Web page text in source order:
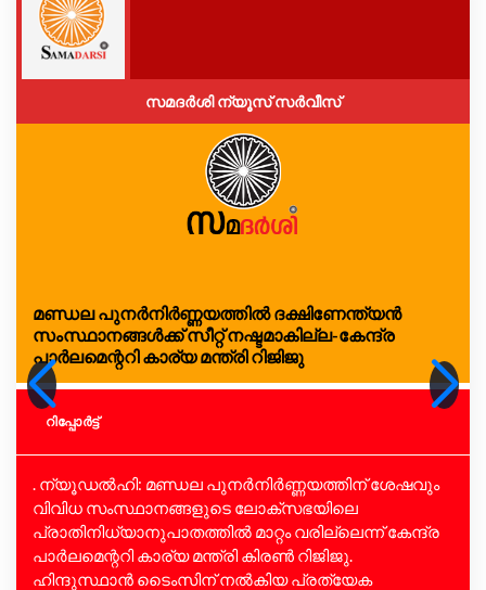
സമദർശി ന്യൂസ് സർവീസ്
മണ്ഡല പുനർനിർണ്ണയത്തിൽ ദക്ഷിണേന്ത്യൻ
സംസ്ഥാനങ്ങൾക്ക് സീറ്റ് നഷ്ടമാകില്ല-കേന്ദ്ര
പാർലമെന്ററി കാര്യ മന്ത്രി റിജിജു
റിപ്പോര്‍ട്ട്
. ന്യൂഡൽഹി: മണ്ഡല പുനർനിർണ്ണയത്തിന് ശേഷവും
വിവിധ സംസ്ഥാനങ്ങളുടെ ലോക്‌സഭയിലെ
പ്രാതിനിധ്യാനുപാതത്തിൽ മാറ്റം വരില്ലെന്ന് കേന്ദ്ര
പാർലമെന്ററി കാര്യ മന്ത്രി കിരൺ റിജിജു.
ഹിന്ദുസ്ഥാൻ ടെെംസിന് നൽകിയ പ്രത്യേക